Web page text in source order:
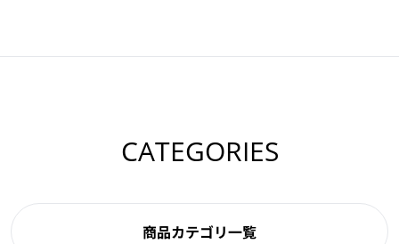
CATEGORIES
商品カテゴリ一覧